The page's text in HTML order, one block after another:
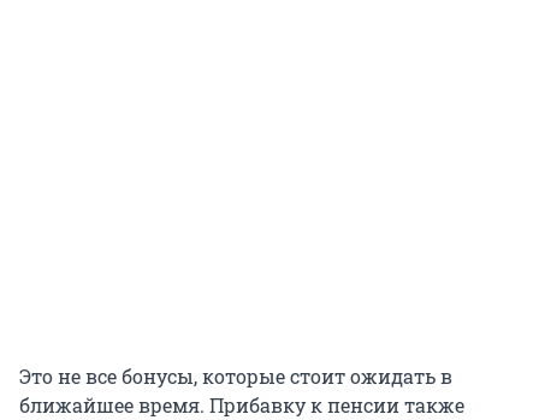
Это не все бонусы, которые стоит ожидать в
ближайшее время. Прибавку к пенсии также